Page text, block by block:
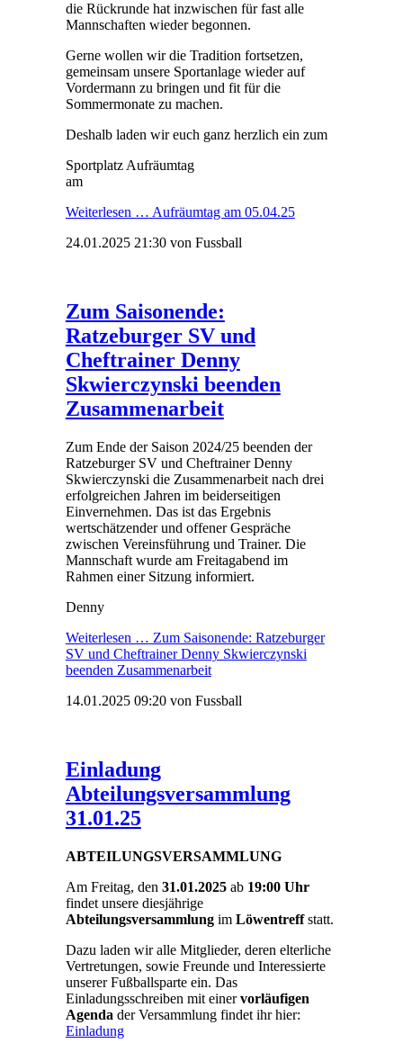
die Rückrunde hat inzwischen für fast alle
Mannschaften wieder begonnen.
Gerne wollen wir die Tradition fortsetzen,
gemeinsam unsere Sportanlage wieder auf
Vordermann zu bringen und fit für die
Sommermonate zu machen.
Deshalb laden wir euch ganz herzlich ein zum
Sportplatz Aufräumtag
am
Weiterlesen … Aufräumtag am 05.04.25
24.01.2025 21:30von Fussball
Zum Saisonende:
Ratzeburger SV und
Cheftrainer Denny
Skwierczynski beenden
Zusammenarbeit
Zum Ende der Saison 2024/25 beenden der
Ratzeburger SV und Cheftrainer Denny
Skwierczynski die Zusammenarbeit nach drei
erfolgreichen Jahren im beiderseitigen
Einvernehmen. Das ist das Ergebnis
wertschätzender und offener Gespräche
zwischen Vereinsführung und Trainer. Die
Mannschaft wurde am Freitagabend im
Rahmen einer Sitzung informiert.
Denny
Weiterlesen … Zum Saisonende: Ratzeburger
SV und Cheftrainer Denny Skwierczynski
beenden Zusammenarbeit
14.01.2025 09:20von Fussball
Einladung
Abteilungsversammlung
31.01.25
ABTEILUNGSVERSAMMLUNG
Am Freitag, den 31.01.2025ab 19:00 Uhr
findet unsere diesjährige
Abteilungsversammlungim Löwentreffstatt.
Dazu laden wir alle Mitglieder, deren elterliche
Vertretungen, sowie Freunde und Interessierte
unserer Fußballsparte ein. Das
Einladungsschreiben mit einervorläufigen
Agenda der Versammlung findet ihr hier:
Einladung